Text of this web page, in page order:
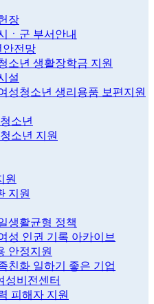
장
ㆍ군 부서안내
안전망
소년 생활장학금 지원
설
성청소년 생리용품 보편지원
소년
소년 지원
원
지원
생활균형 정책
성 인권 기록 아카이브
안정지원
친화 일하기 좋은 기업
성비전센터
피해자 지원